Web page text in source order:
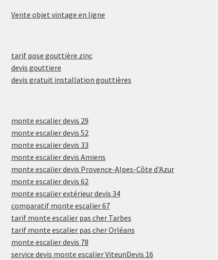
Vente objet vintage en ligne
tarif pose gouttière zinc
devis gouttiere
devis gratuit installation gouttières
monte escalier devis 29
monte escalier devis 52
monte escalier devis 33
monte escalier devis Amiens
monte escalier devis Provence-Alpes-Côte d'Azur
monte escalier devis 62
monte escalier extérieur devis 34
comparatif monte escalier 67
tarif monte escalier pas cher Tarbes
tarif monte escalier pas cher Orléans
monte escalier devis 78
service devis monte escalier ViteunDevis 16